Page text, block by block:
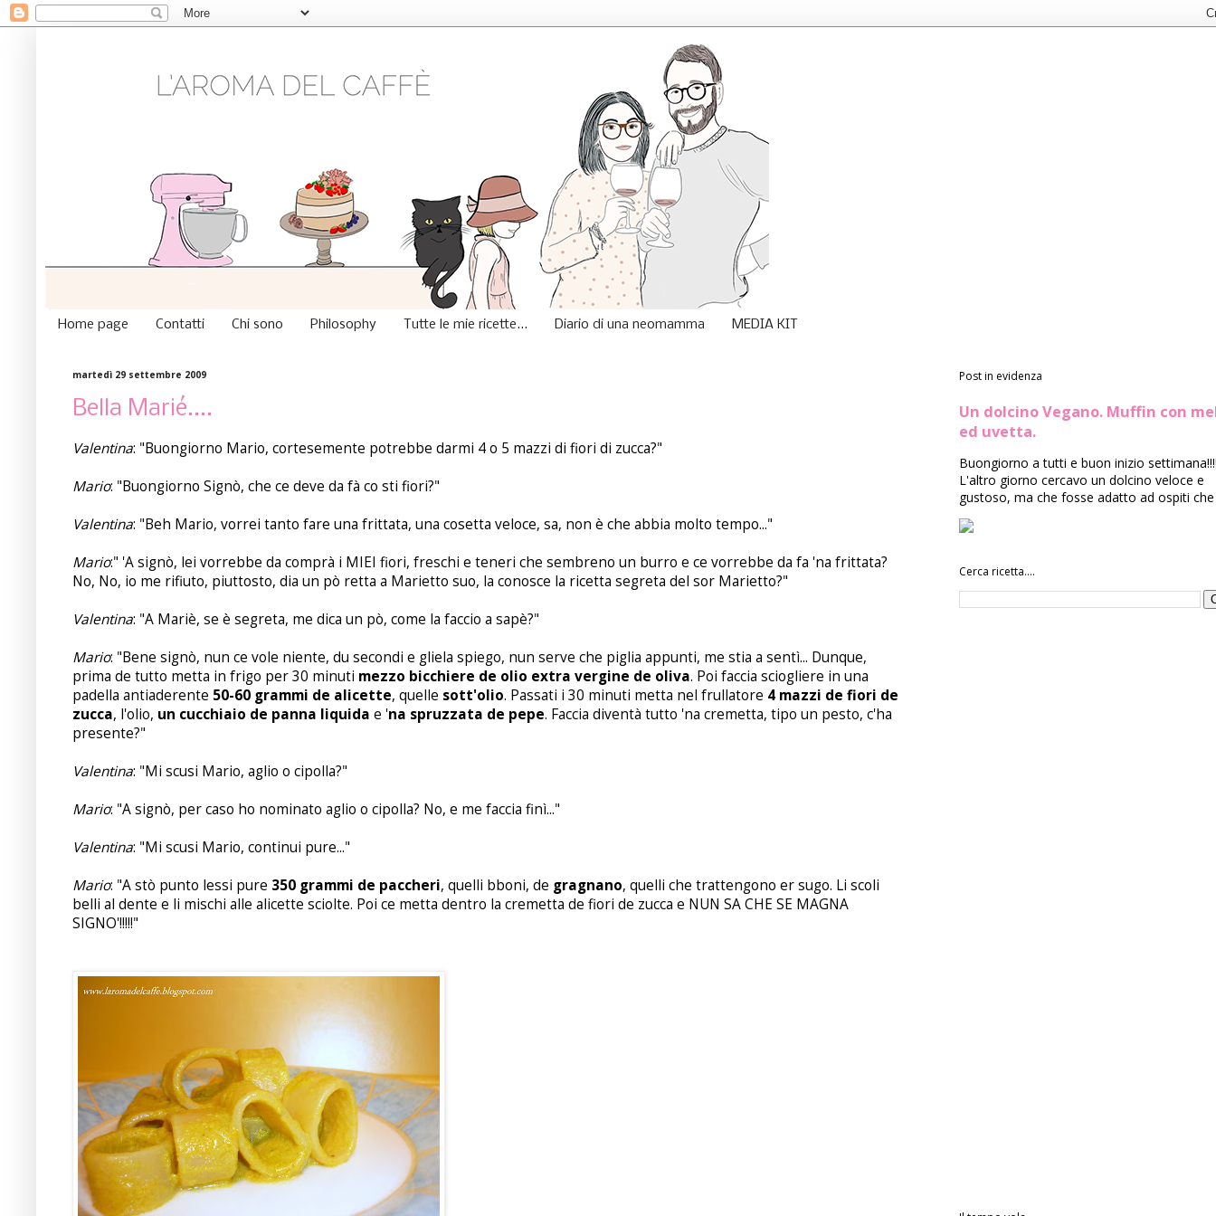
Home page Contatti Chi sono Philosophy Tutte le mie ricette... Diario di una neomamma MEDIA KIT
martedì 29 settembre 2009
Bella Marié....
Valentina: "Buongiorno Mario, cortesemente potrebbe darmi 4 o 5 mazzi di fiori di zucca?"
Mario: "Buongiorno Signò, che ce deve da fà co sti fiori?"
Valentina: "Beh Mario, vorrei tanto fare una frittata, una cosetta veloce, sa, non è che abbia molto tempo..."
Mario:" 'A signò, lei vorrebbe da comprà i MIEI fiori, freschi e teneri che sembreno un burro e ce vorrebbe da fa 'na frittata?
No, No, io me rifiuto, piuttosto, dia un pò retta a Marietto suo, la conosce la ricetta segreta del sor Marietto?"
Valentina: "A Mariè, se è segreta, me dica un pò, come la faccio a sapè?"
Mario: "Bene signò, nun ce vole niente, du secondi e gliela spiego, nun serve che piglia appunti, me stia a sentì... Dunque,
prima de tutto metta in frigo per 30 minuti mezzo bicchiere de olio extra vergine de oliva. Poi faccia sciogliere in una
padella antiaderente 50-60 grammi de alicette, quelle sott'olio. Passati i 30 minuti metta nel frullatore 4 mazzi de fiori de
zucca, l'olio, un cucchiaio de panna liquida e 'na spruzzata de pepe. Faccia diventà tutto 'na cremetta, tipo un pesto, c'ha
presente?"
Valentina: "Mi scusi Mario, aglio o cipolla?"
Mario: "A signò, per caso ho nominato aglio o cipolla? No, e me faccia finì..."
Valentina: "Mi scusi Mario, continui pure..."
Mario: "A stò punto lessi pure 350 grammi de paccheri, quelli bboni, de gragnano, quelli che trattengono er sugo. Li scoli
belli al dente e li mischi alle alicette sciolte. Poi ce metta dentro la cremetta de fiori de zucca e NUN SA CHE SE MAGNA
SIGNO'!!!!!"
Post in evidenza
Un dolcino Vegano. Muffin con
ed uvetta.
Buongiorno a tutti e buon inizio
L'altro giorno cercavo un dolcino veloce e
gustoso, ma che fosse adatto ad ospiti che
Cerca ricetta....